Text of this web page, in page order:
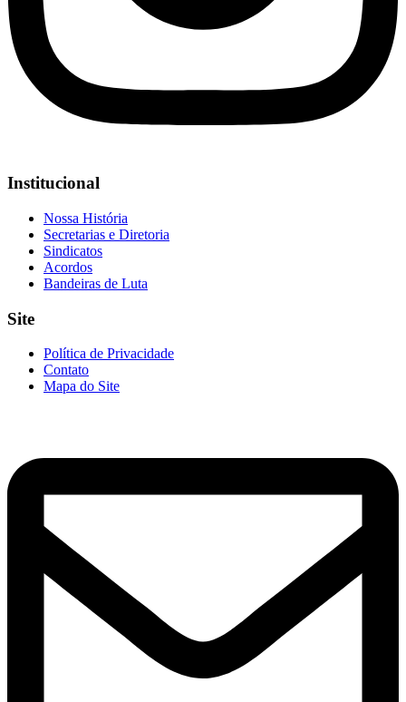
Institucional
Nossa História
Secretarias e Diretoria
Sindicatos
Acordos
Bandeiras de Luta
Site
Política de Privacidade
Contato
Mapa do Site